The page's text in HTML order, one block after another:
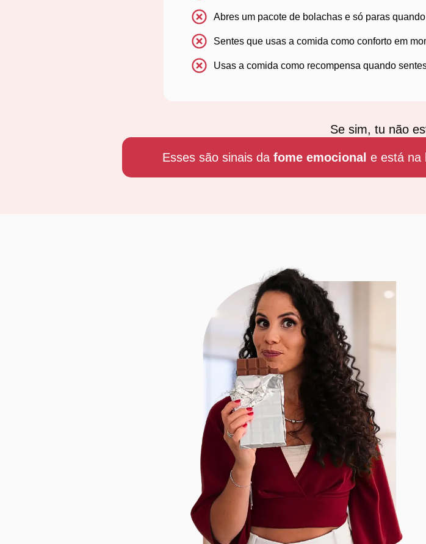
Abres um pacote de bolachas e só paras
Sentes que usas a comida como conforto em
Usas a comida como recompensa quando
Se sim, tu não
Esses são sinais da fome emocional e está na